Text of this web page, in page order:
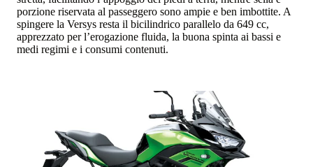
porzione riservata al passeggero sono ampie e ben imbottite. A
spingere la Versys resta il bicilindrico parallelo da 649 cc,
apprezzato per l’erogazione fluida, la buona spinta ai bassi e
medi regimi e i consumi contenuti.